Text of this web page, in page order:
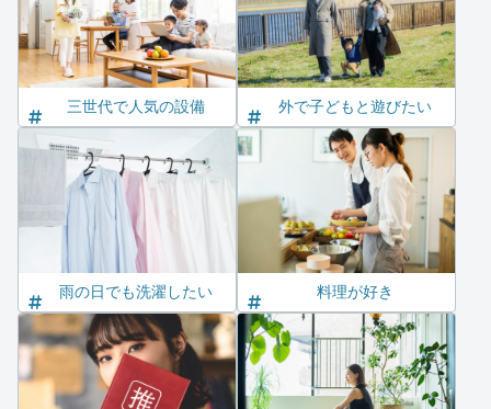
三世代で人気の設備 外で子どもと遊びたい
雨の日でも洗濯したい 料理が好き